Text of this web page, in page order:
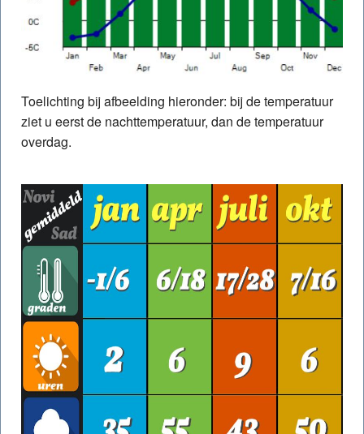
Toelichting bij afbeelding hieronder: bij de temperatuur
ziet u eerst de nachttemperatuur, dan de temperatuur
overdag.